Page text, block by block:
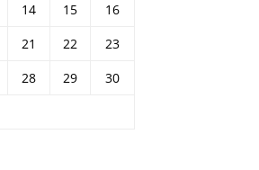
14 15
16
21 22
23
28 29
30